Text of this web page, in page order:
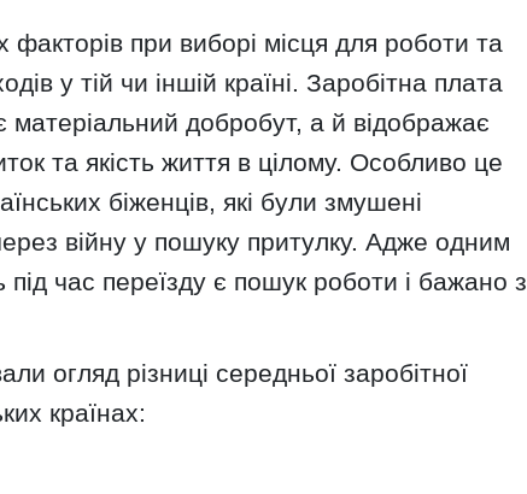
факторів при виборі місця для роботи та
у тій чи іншій країні. Заробітна плата
матеріальний добробут, а й відображає
та якість життя в цілому. Особливо це
біженців, які були змушені
війну у пошуку притулку. Адже одним
під час переїзду є пошук роботи і бажано з
огляд різниці середньої заробітної
країнах: